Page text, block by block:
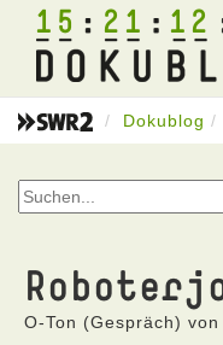
15 21 12
Dokublog
O-Ton (Gespräch) von